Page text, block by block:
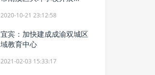
师茶话会
2020-10-21 23:12:58
宜宾：加快建成成渝双城区
域教育中心
2021-02-03 15:33:17